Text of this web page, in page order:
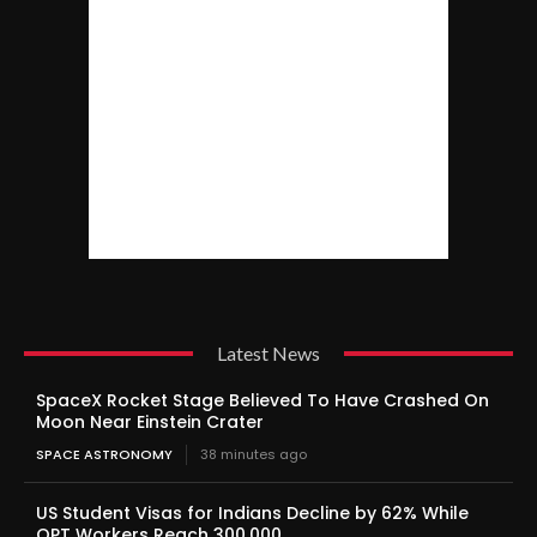
Latest News
SpaceX Rocket Stage Believed To Have Crashed On
Moon Near Einstein Crater
SPACE ASTRONOMY 38 minutes ago
US Student Visas for Indians Decline by 62% While